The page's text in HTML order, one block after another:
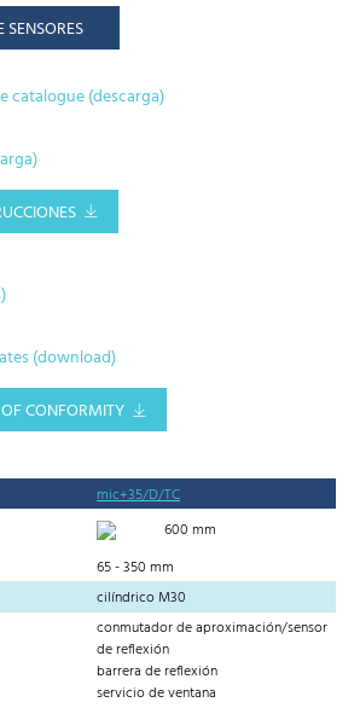
catalogue (descarga)
(download)
CONFORMITY
mic+35/D/TC
600 mm
65 - 350 mm
cilíndrico M30
conmutador de aproximación/sensor
de reflexión
barrera de reflexión
servicio de ventana